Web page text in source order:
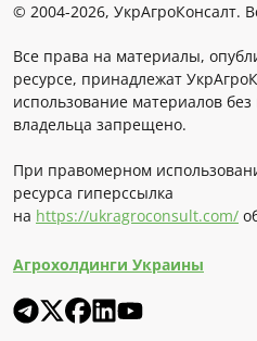
© 2004-2026, УкрАгроКонсалт.
Все права на материалы,
ресурсе, принадлежат
использование материалов
владельца запрещено.
При правомерном
ресурса гиперссылка
на https://ukragroconsult.com/
Агрохолдинги Украины